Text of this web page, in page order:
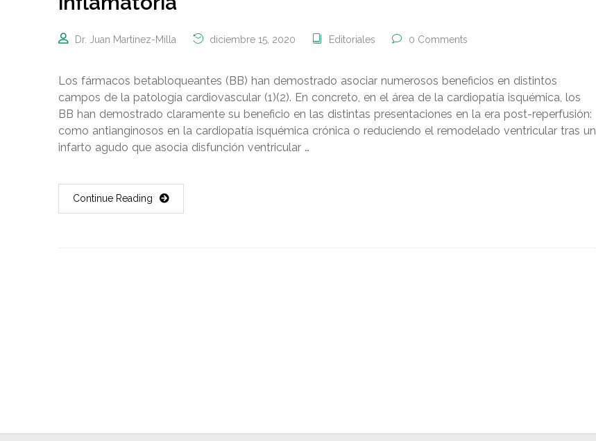
Dr. Juan Martinez-Milla diciembre 15, 2020 Editoriales 0 Comments
Los fármacos betabloqueantes (BB) han demostrado asociar numerosos beneficios en distintos
campos de la patología cardiovascular (1)(2). En concreto, en el área de la cardiopatía isquémica, los
BB han demostrado claramente su beneficio en las distintas presentaciones en la era post-reperfusión:
como antianginosos en la cardiopatía isquémica crónica o reduciendo el remodelado ventricular tras un
infarto agudo que asocia disfunción ventricular …
Continue Reading